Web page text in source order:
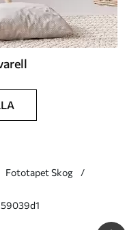
Fototapet Skog
u59039d1